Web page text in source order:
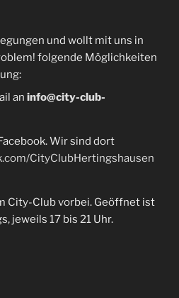
und wollt mit uns in
folgende Möglichkeiten
an info@city-club-
Wir sind dort
CityClubHertingshausen
City-Club vorbei. Geöffnet ist
jeweils 17 bis 21 Uhr.